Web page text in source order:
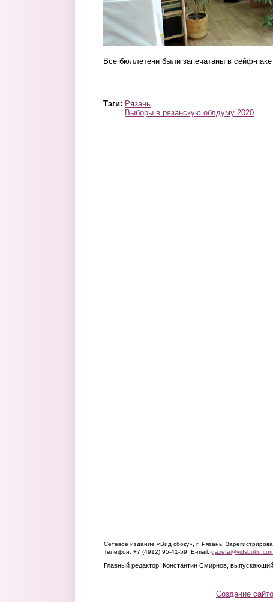
Все бюллетени были запечатаны в сейф-
Тэги: Рязань
Выборы в рязанскую облдуму 2020
Сетевое издание «Вид сбоку», г. Рязань.
Телефон: +7 (4912) 95-41-59. E-mail:
Главный редактор: Константин Смирнов,
Создание